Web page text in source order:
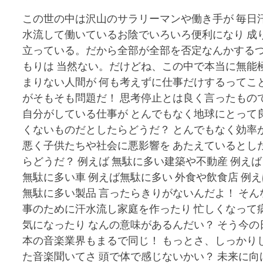
この世の中は沢山のサラリーマンや働き手が 毎日
水流して働いているお陰でいろいろ便利になり 成
立っている。だから全部が全部を否定なんかする
もりは 当然ない。だけどね、この中で本当に無能
まりない人間が 何も考えずに仕事だけするってこ
がそもそも問題だ！ 思考停止とは良く言ったもの
自分がしている仕事が とんでもなく地球にとって
くないものだとしたらどうだ？ とんでもなく効率
悪く子供たちや社会に悪影響を あたえているとし
らどうだ？ 例えば 無駄に多い建築や不動産 例えば
無駄に多い車 例えば無駄に多い 外食や飲食店 例
無駄に多い製品 言ったらきりがないんだよ！ そん
事のために汗水流し家庭を作ったり 忙しくなって
気になったり なんの意味があるんだい？ そう今の
本の音楽業界もまるで同じ！ もっとさ、しっかり
た音楽聞いてさ 頭で体で感じないかい？ 未来に向